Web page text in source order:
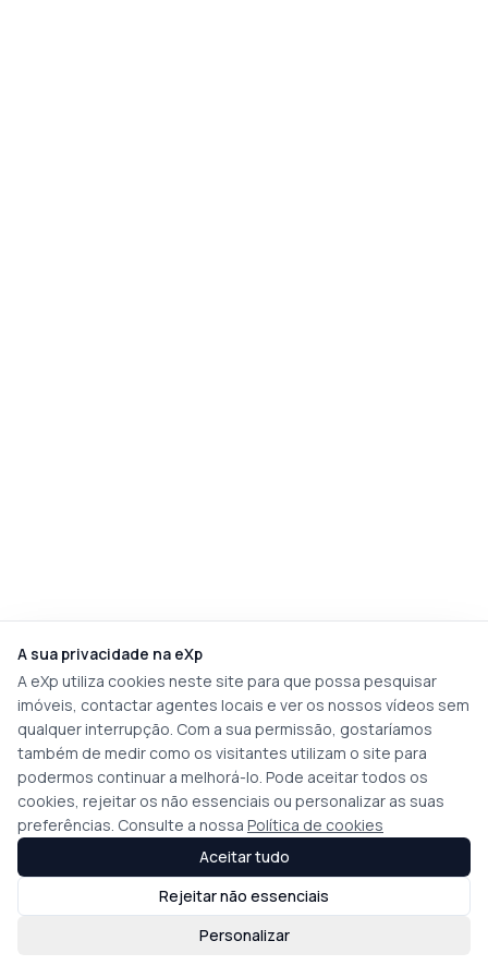
A sua privacidade na eXp
A eXp utiliza cookies neste site para que possa pesquisar
imóveis, contactar agentes locais e ver os nossos vídeos sem
qualquer interrupção. Com a sua permissão, gostaríamos
também de medir como os visitantes utilizam o site para
podermos continuar a melhorá-lo. Pode aceitar todos os
cookies, rejeitar os não essenciais ou personalizar as suas
preferências. Consulte a nossa Política de cookies
Personalizar
Rejeitar não essenciais
Aceitar tudo